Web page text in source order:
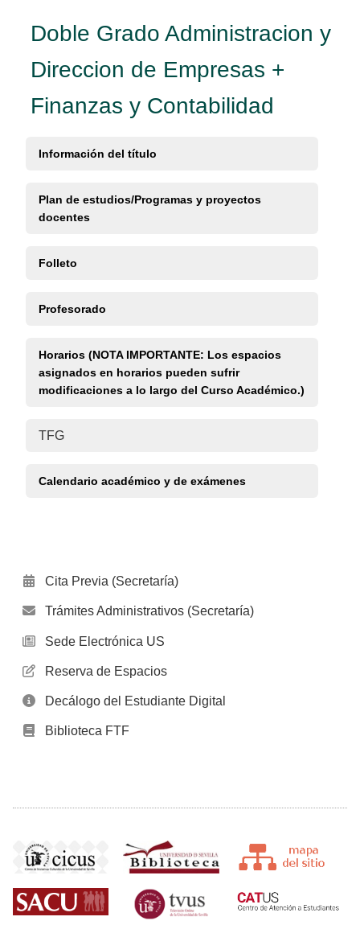
Doble Grado Administracion y
Direccion de Empresas +
Finanzas y Contabilidad
Información del título
Plan de estudios/Programas y proyectos
docentes
Folleto
Profesorado
Horarios (NOTA IMPORTANTE: Los espacios
asignados en horarios pueden sufrir
modificaciones a lo largo del Curso Académico.)
TFG
Calendario académico y de exámenes
Cita Previa (Secretaría)
Trámites Administrativos (Secretaría)
Sede Electrónica US
Reserva de Espacios
Decálogo del Estudiante Digital
Biblioteca FTF